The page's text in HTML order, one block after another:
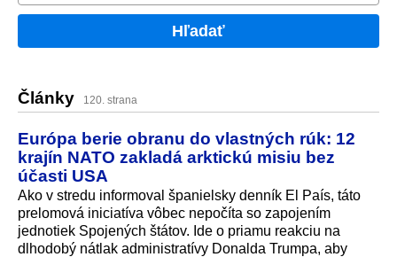
Hľadať
Články 120. strana
Európa berie obranu do vlastných rúk: 12
krajín NATO zakladá arktickú misiu bez
účasti USA
Ako v stredu informoval španielsky denník El País, táto
prelomová iniciatíva vôbec nepočíta so zapojením
jednotiek Spojených štátov. Ide o priamu reakciu na
dlhodobý nátlak administratívy Donalda Trumpa, aby